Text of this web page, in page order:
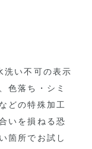
洗い不可の表示
色落ち・シミ
どの特殊加工
いを損ねる恐
箇所でお試し